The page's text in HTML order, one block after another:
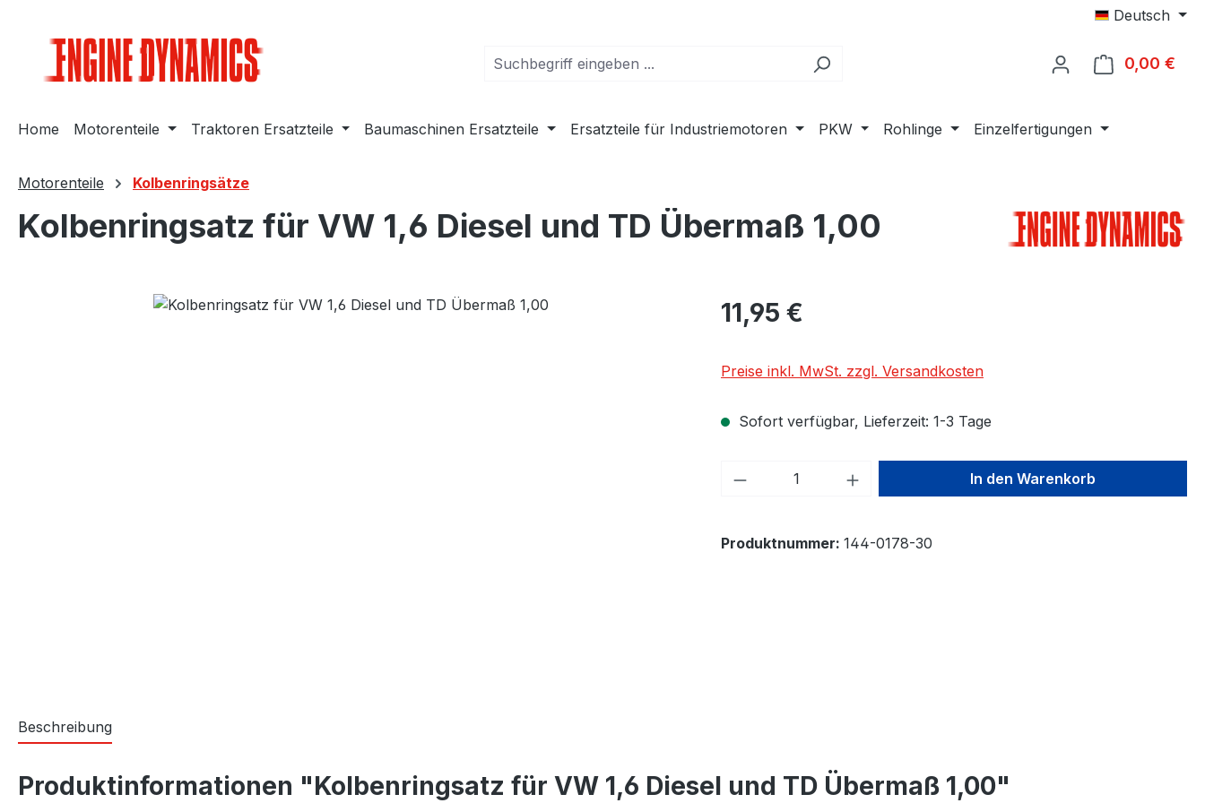
Deutsch
0,00 €
Home Motorenteile Traktoren Ersatzteile Baumaschinen Ersatzteile Ersatzteile für Industriemotoren PKW Rohlinge Einzelfertigungen
Motorenteile Kolbenringsätze
Kolbenringsatz für VW 1,6 Diesel und TD Übermaß 1,00
Bildergalerie überspringen Regulärer Preis:
11,95 €
Preise inkl. MwSt. zzgl. Versandkosten
Sofort verfügbar, Lieferzeit: 1-3 Tage
Produkt Anzahl: Gib den gewünschten Wert
In den Warenkorb
Produktnummer: 144-0178-30
Beschreibung
Produktinformationen "Kolbenringsatz für VW 1,6 Diesel und TD Übermaß 1,00"